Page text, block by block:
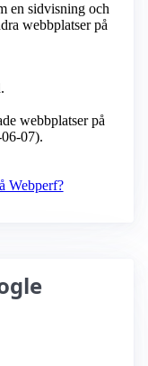
en sidvisning och
webbplatser på
webbplatser på
07).
Webperf?